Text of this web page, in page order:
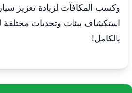
وكسب المكافآت لزيادة تعزيز
استكشاف بيئات وتحديات مختلفة
بالكامل!